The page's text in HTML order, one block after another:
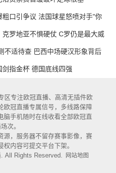
口引争议 法国球星怒喷对手"你
罗地亚不惧硬仗 C罗仍是最大威
不适待查 巴西中场硬汉形象背后
指金杯 德国底线四强
区专注欧冠直播、高清无插件欧
欧冠直播专属信号，多线路保障
脑手机随时在线收看全部欧冠直
次。
源，服务器不留存赛事影像，赛
内容可提交平台下架。
All Rights Reserved.
网站地图